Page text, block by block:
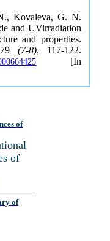
Kovaleva, G. N.
and UVirradiation
and properties.
(7-8), 117-122.
[In
of
of
of